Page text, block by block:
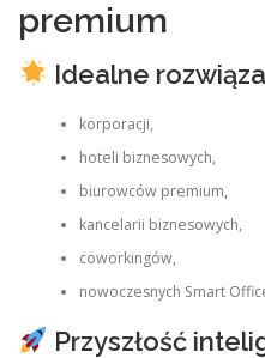
premium
Idealne
korporacji,
hoteli biznesowych,
biurowców premium,
kancelarii biznesowych,
coworkingów,
nowoczesnych Smart
Przyszłość